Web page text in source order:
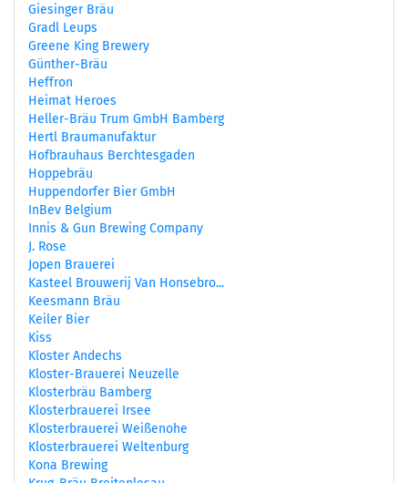
Giesinger Bräu
Gradl Leups
Greene King Brewery
Günther-Bräu
Heffron
Heimat Heroes
Heller-Bräu Trum GmbH Bamberg
Hertl Braumanufaktur
Hofbrauhaus Berchtesgaden
Hoppebräu
Huppendorfer Bier GmbH
InBev Belgium
Innis & Gun Brewing Company
J. Rose
Jopen Brauerei
Kasteel Brouwerij Van Honsebro...
Keesmann Bräu
Keiler Bier
Kiss
Kloster Andechs
Kloster-Brauerei Neuzelle
Klosterbräu Bamberg
Klosterbrauerei Irsee
Klosterbrauerei Weißenohe
Klosterbrauerei Weltenburg
Kona Brewing